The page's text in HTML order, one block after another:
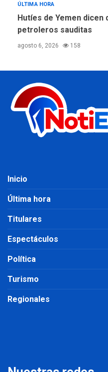
ÚLTIMA HORA
Hutíes de Yemen dicen
petroleros sauditas
agosto 6, 2026 158
Inicio
Última hora
Titulares
Espectáculos
Política
Turismo
Regionales